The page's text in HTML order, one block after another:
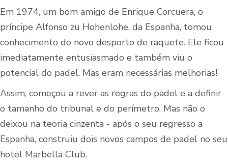
Em 1974, um bom amigo de Enrique Corcuera, o
príncipe Alfonso zu Hohenlohe, da Espanha, tomou
conhecimento do novo desporto de raquete. Ele ficou
imediatamente entusiasmado e também viu o
potencial do padel. Mas eram necessárias melhorias!
Assim, começou a rever as regras do padel e a definir
o tamanho do tribunal e do perímetro. Mas não o
deixou na teoria cinzenta - após o seu regresso a
Espanha, construiu dois novos campos de padel no seu
hotel Marbella Club.